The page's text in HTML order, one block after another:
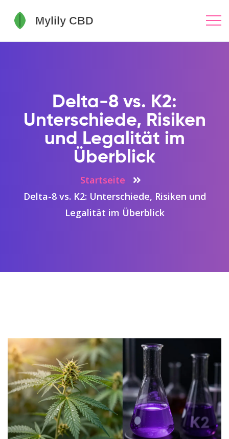
Delta-8 vs. K2:
Unterschiede, Risiken
und Legalität im
Überblick
Startseite
Delta-8 vs. K2: Unterschiede, Risiken und
Legalität im Überblick